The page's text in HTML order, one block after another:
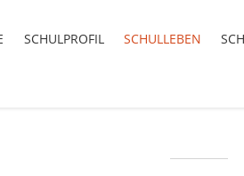
SCHULPROFIL SCHULLEBEN